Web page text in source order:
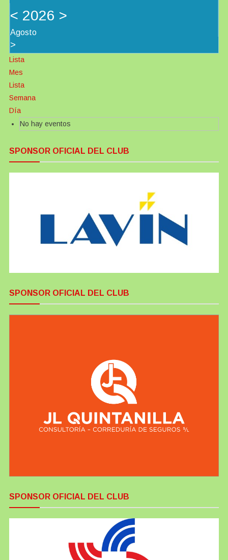
< 2026 >
Agosto
>
Lista
Mes
Lista
Semana
Día
No hay eventos
SPONSOR OFICIAL DEL CLUB
SPONSOR OFICIAL DEL CLUB
SPONSOR OFICIAL DEL CLUB